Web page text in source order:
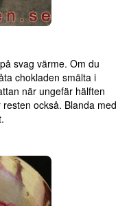
svag värme. Om du
chokladen smälta i
när ungefär hälften
också. Blanda med